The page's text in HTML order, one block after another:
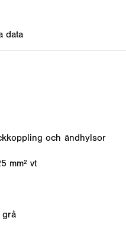
och ändhylsor
mm² vt
grå